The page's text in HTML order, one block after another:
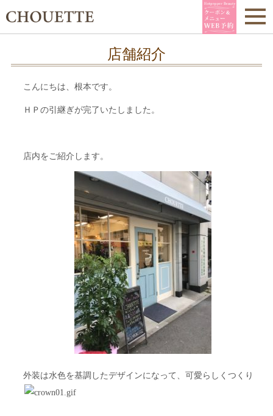
店舗紹介
こんにちは、根本です。
ＨＰの引継ぎが完了いたしました。
店内をご紹介します。
外装は水色を基調したデザインになって、可愛らしくつくり